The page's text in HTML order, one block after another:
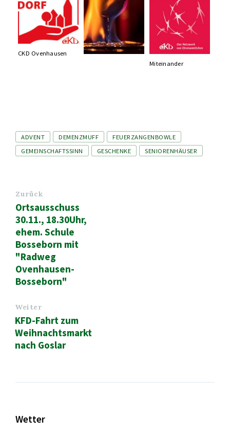
CKD Ovenhausen
Miteinander
Tags
ADVENT DEMENZMUFF
FEUERZANGENBOWLE
GEMEINSCHAFTSSINN
GESCHENKE SENIORENHÄUSER
Zurück
Ortsausschuss
30.11., 18.30Uhr,
ehem. Schule
Bosseborn mit
"Radweg
Ovenhausen-
Bosseborn"
Weiter
KFD-Fahrt zum
Weihnachtsmarkt
nach Goslar
Wetter